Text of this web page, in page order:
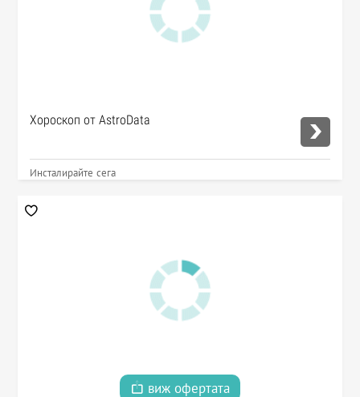
Хороскоп от AstroData
Инсталирайте сега
виж офертата